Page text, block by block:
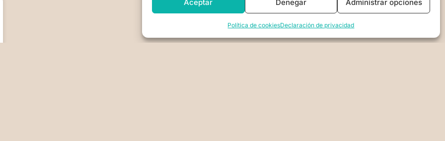
Aceptar Denegar Administrar opciones
Política de cookiesDeclaración de privacidad